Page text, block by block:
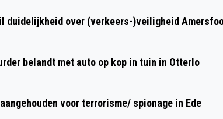
duidelijkheid over (verkeers-)veiligheid
belandt met auto op kop in tuin in Otterlo
voor terrorisme/ spionage in Ede